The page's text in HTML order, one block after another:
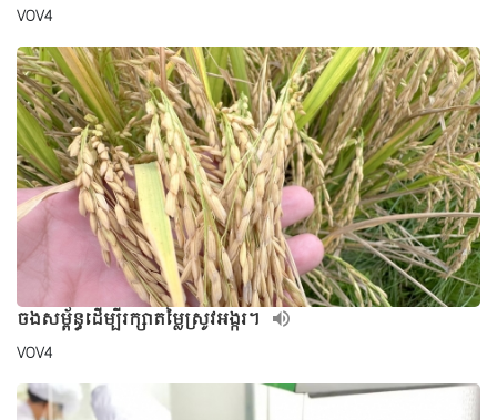
VOV4
ចងសម្ព័ន្ធដើម្បីរក្សាតម្លៃស្រូវអង្ករ។
VOV4